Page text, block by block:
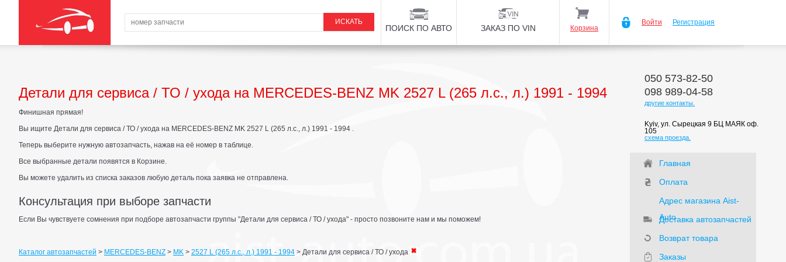
ПОИСК ПО АВТО ЗАКАЗ ПО VIN Корзина
Войти Регистрация
Детали для сервиса / ТО / ухода на MERCEDES-BENZ MK 2527 L (265 л.с., л.) 1991 - 1994
Финишная прямая!
Вы ищите Детали для сервиса / ТО / ухода на MERCEDES-BENZ MK 2527 L (265 л.с., л.) 1991 - 1994 .
Теперь выберите нужную автозапчасть, нажав на её номер в таблице.
Все выбранные детали появятся в Корзине.
Вы можете удалить из списка заказов любую деталь пока заявка не отправлена.
Консультация при выборе запчасти
Если Вы чувствуете сомнения при подборе автозапчасти группы "Детали для сервиса / ТО / ухода" - просто позвоните нам и мы поможем!
Каталог автозапчастей > MERCEDES-BENZ > MK > 2527 L (265 л.с., л.) 1991 - 1994 > Детали для сервиса / ТО / ухода
050 573-82-50
098 989-04-58
другие контакты.
Kyiv, ул. Сырецкая 9 БЦ МАЯК оф.
105
схема проезда.
Главная
Оплата
Адрес магазина Aist-
Auto
Доставка автозапчастей
Возврат товара
Заказы